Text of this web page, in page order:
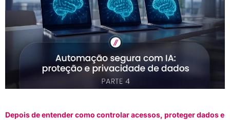
Depois de entender como controlar acessos, proteger dados e